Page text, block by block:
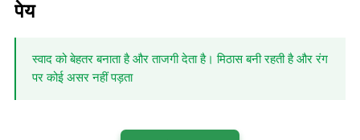
पेय
स्वाद को बेहतर बनाता है और ताजगी देता है। मिठास बनी रहती है और रंग
पर कोई असर नहीं पड़ता